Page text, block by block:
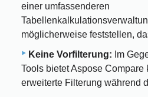
einer umfassenderen
möglicherweise feststellen,
Keine Vorfilterung: Im
Tools bietet Aspose
erweiterte Filterung während